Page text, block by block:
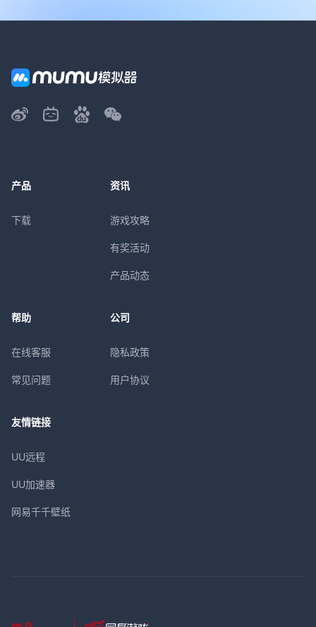
产品
下载
资讯
游戏攻略
有奖活动
产品动态
帮助
在线客服
常见问题
公司
隐私政策
用户协议
友情链接
UU远程
UU加速器
网易千千壁纸